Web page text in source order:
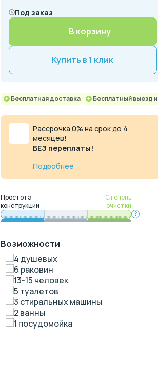
Под заказ
В корзину
Купить в 1 клик
Бесплатная доставка Бесплатный выезд
Рассрочка 0% на срок до 4
месяцев!
БЕЗ переплаты!
Подробнее
Простота
конструкции
Степень
очистки
?
Возможности
4 душевых
6 раковин
13-15 человек
5 туалетов
3 стиральных машины
2 ванны
1 посудомойка